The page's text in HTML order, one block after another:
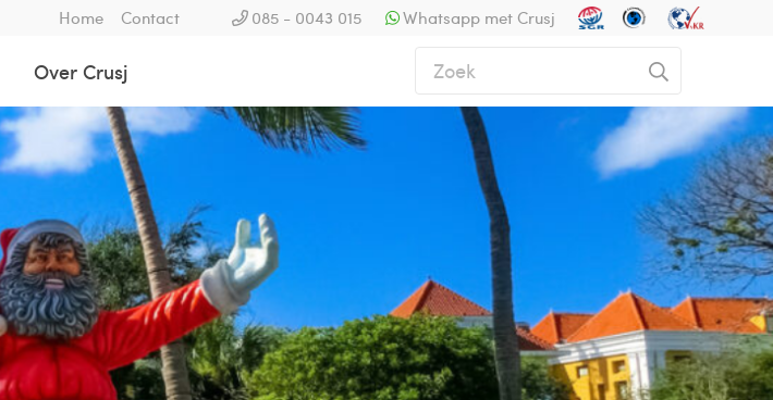
Home Contact 085 - 0043 015 Whatsapp met Crusj
Over Crusj